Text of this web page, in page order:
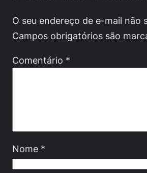
O seu endereço de e-mail não
Campos obrigatórios são
Comentário *
Nome *